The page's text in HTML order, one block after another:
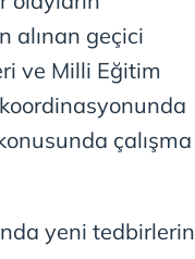
için lütfen
alınan geçici
ve Milli Eğitim
koordinasyonunda
çalışma
yeni tedbirlerin